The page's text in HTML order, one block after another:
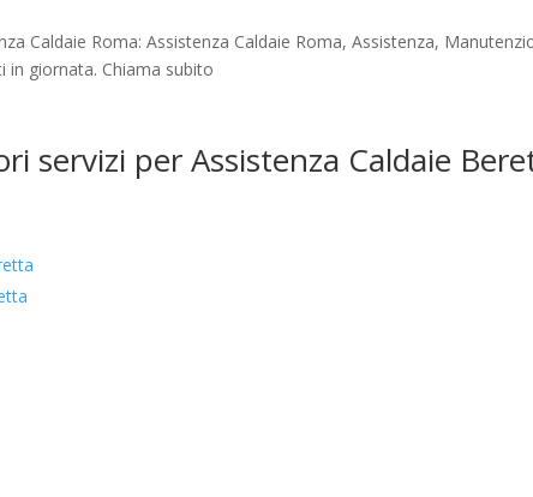
Caldaie Roma: Assistenza Caldaie Roma, Assistenza,
in giornata. Chiama subito
servizi per Assistenza Caldaie